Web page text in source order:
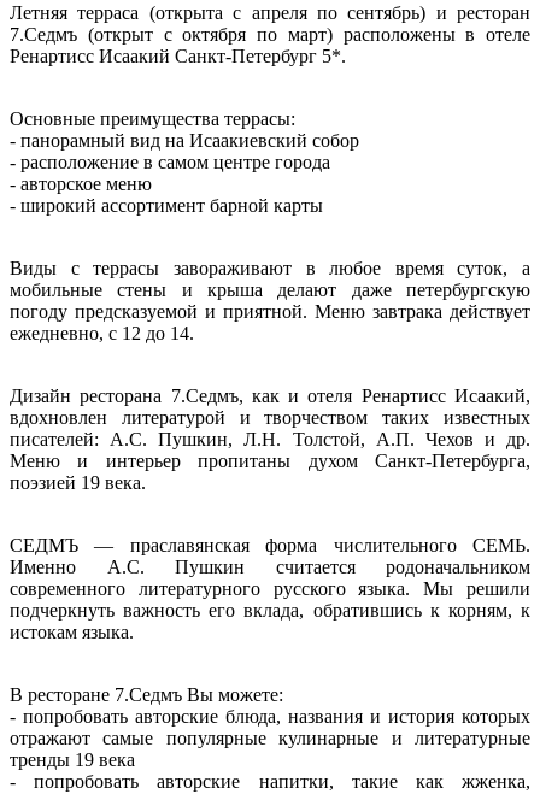
Летняя терраса (открыта с апреля по сентябрь) и ресторан
7.Седмъ (открыт с октября по март) расположены в отеле
Ренартисс Исаакий Санкт-Петербург 5*.
Основные преимущества террасы:
- панорамный вид на Исаакиевский собор
- расположение в самом центре города
- авторское меню
- широкий ассортимент барной карты
Виды с террасы завораживают в любое время суток, а
мобильные стены и крыша делают даже петербургскую
погоду предсказуемой и приятной. Меню завтрака действует
ежедневно, с 12 до 14.
Дизайн ресторана 7.Седмъ, как и отеля Ренартисс Исаакий,
вдохновлен литературой и творчеством таких известных
писателей: А.С. Пушкин, Л.Н. Толстой, А.П. Чехов и др.
Меню и интерьер пропитаны духом Санкт-Петербурга,
поэзией 19 века.
СЕДМЪ — праславянская форма числительного СЕМЬ.
Именно А.С. Пушкин считается родоначальником
современного литературного русского языка. Мы решили
подчеркнуть важность его вклада, обратившись к корням, к
истокам языка.
В ресторане 7.Седмъ Вы можете:
- попробовать авторские блюда, названия и история которых
отражают самые популярные кулинарные и литературные
тренды 19 века
- попробовать авторские напитки, такие как жженка,